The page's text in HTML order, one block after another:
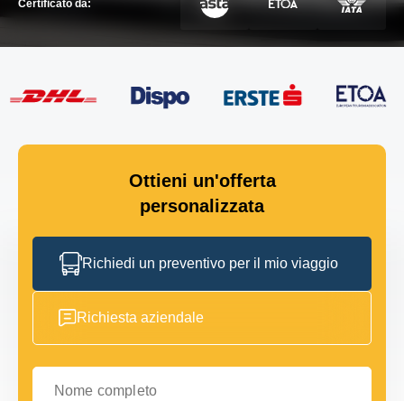
Certificato da:
Ottieni un'offerta
personalizzata
Richiedi un preventivo per il mio viaggio
Richiesta aziendale
Nome completo